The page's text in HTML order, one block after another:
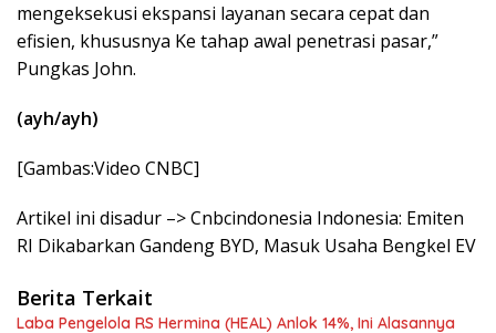
mengeksekusi ekspansi layanan secara cepat dan
efisien, khususnya Ke tahap awal penetrasi pasar,”
Pungkas John.
(ayh/ayh)
[Gambas:Video CNBC]
Artikel ini disadur –> Cnbcindonesia Indonesia: Emiten
RI Dikabarkan Gandeng BYD, Masuk Usaha Bengkel EV
Berita Terkait
Laba Pengelola RS Hermina (HEAL) Anlok 14%, Ini Alasannya